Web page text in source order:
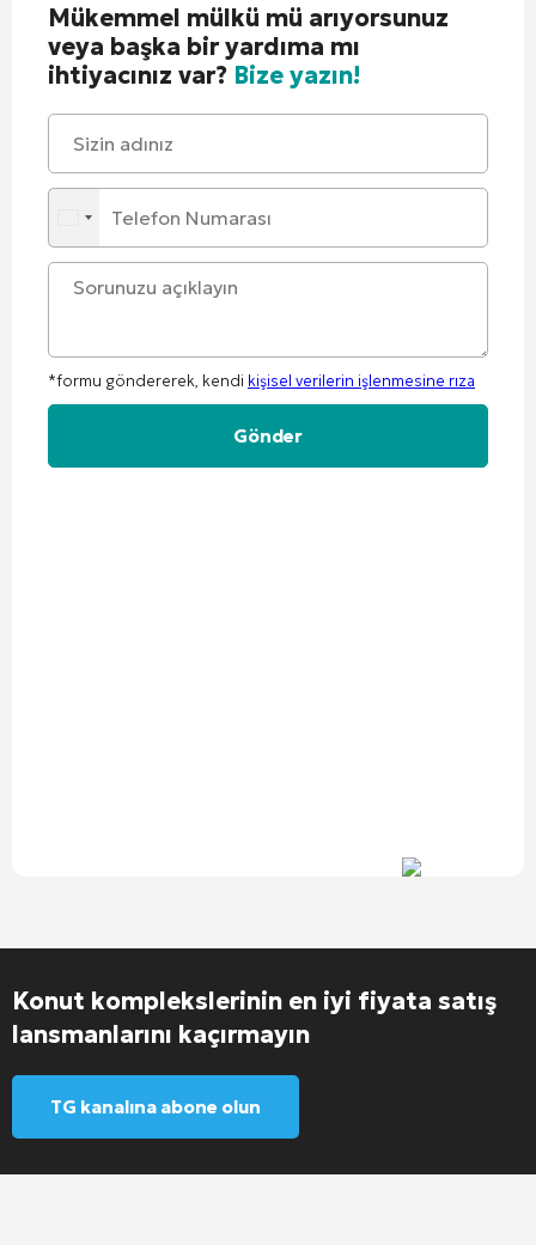
Mükemmel mülkü mü arıyorsunuz
veya başka bir yardıma mı
ihtiyacınız var? Bize yazın!
*formu göndererek, kendi kişisel verilerin işlenmesine rıza
Konut komplekslerinin en iyi fiyata satış
lansmanlarını kaçırmayın
TG kanalına abone olun